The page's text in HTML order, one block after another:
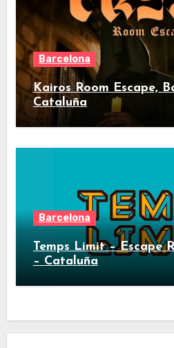
Barcelona
Kairos Room Escape,
Cataluña
Barcelona
Temps Limit – Escape
– Cataluña